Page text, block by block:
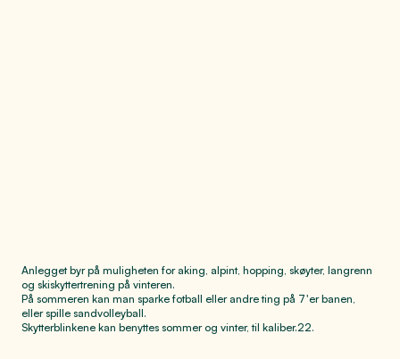
Anlegget byr på muligheten for aking, alpint, hopping, skøyter, langrenn
og skiskyttertrening på vinteren.
På sommeren kan man sparke fotball eller andre ting på 7'er banen,
eller spille sandvolleyball.
Skytterblinkene kan benyttes sommer og vinter, til kaliber.22.